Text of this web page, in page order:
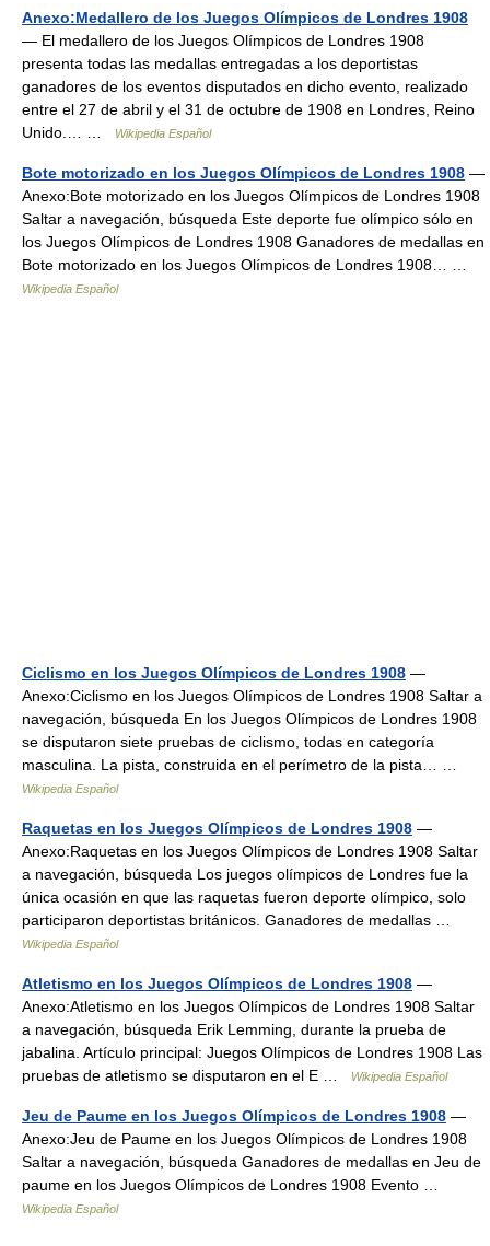
Anexo:Medallero de los Juegos Olímpicos de Londres 1908
— El medallero de los Juegos Olímpicos de Londres 1908
presenta todas las medallas entregadas a los deportistas
ganadores de los eventos disputados en dicho evento, realizado
entre el 27 de abril y el 31 de octubre de 1908 en Londres, Reino
Unido.… …
Wikipedia Español
Bote motorizado en los Juegos Olímpicos de Londres 1908 —
Anexo:Bote motorizado en los Juegos Olímpicos de Londres 1908
Saltar a navegación, búsqueda Este deporte fue olímpico sólo en
los Juegos Olímpicos de Londres 1908 Ganadores de medallas en
Bote motorizado en los Juegos Olímpicos de Londres 1908… …
Wikipedia Español
Ciclismo en los Juegos Olímpicos de Londres 1908 —
Anexo:Ciclismo en los Juegos Olímpicos de Londres 1908 Saltar a
navegación, búsqueda En los Juegos Olímpicos de Londres 1908
se disputaron siete pruebas de ciclismo, todas en categoría
masculina. La pista, construida en el perímetro de la pista… …
Wikipedia Español
Raquetas en los Juegos Olímpicos de Londres 1908 —
Anexo:Raquetas en los Juegos Olímpicos de Londres 1908 Saltar
a navegación, búsqueda Los juegos olímpicos de Londres fue la
única ocasión en que las raquetas fueron deporte olímpico, solo
participaron deportistas británicos. Ganadores de medallas …
Wikipedia Español
Atletismo en los Juegos Olímpicos de Londres 1908 —
Anexo:Atletismo en los Juegos Olímpicos de Londres 1908 Saltar
a navegación, búsqueda Erik Lemming, durante la prueba de
jabalina. Artículo principal: Juegos Olímpicos de Londres 1908 Las
pruebas de atletismo se disputaron en el E …
Wikipedia Español
Jeu de Paume en los Juegos Olímpicos de Londres 1908 —
Anexo:Jeu de Paume en los Juegos Olímpicos de Londres 1908
Saltar a navegación, búsqueda Ganadores de medallas en Jeu de
paume en los Juegos Olímpicos de Londres 1908 Evento …
Wikipedia Español